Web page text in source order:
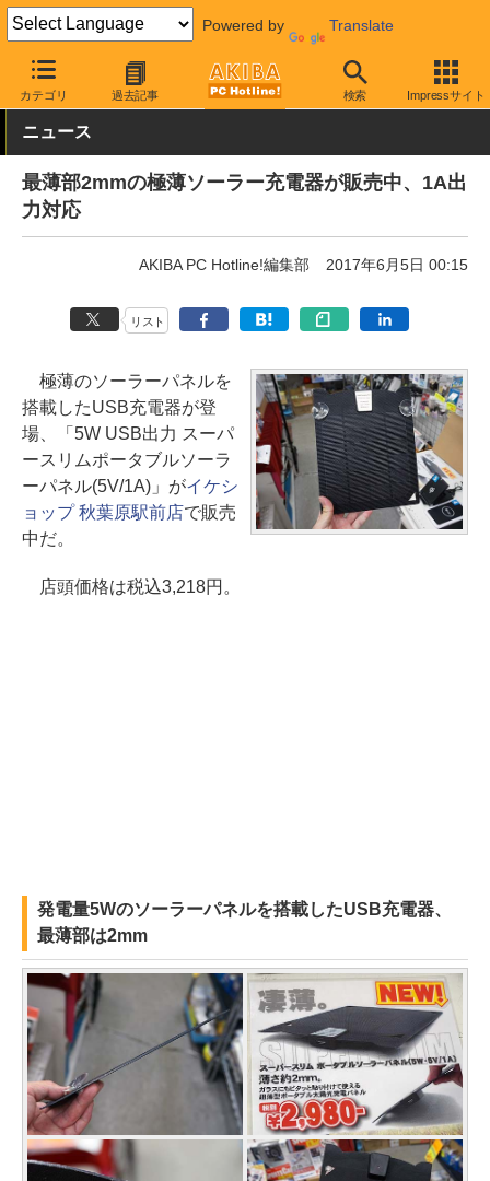
Powered by Translate
カテゴリ 過去記事 検索 Impressサイト
AKIBA PC Hotline! モバイル モバイルバッテリー・充電器
ニュース
最薄部2mmの極薄ソーラー充電器が販売中、1A出
力対応
AKIBA PC Hotline!編集部 2017年6月5日 00:15
リスト
極薄のソーラーパネルを
搭載したUSB充電器が登
場、「5W USB出力 スーパ
ースリムポータブルソーラ
ーパネル(5V/1A)」がイケシ
ョップ 秋葉原駅前店で販売
中だ。
店頭価格は税込3,218円。
発電量5Wのソーラーパネルを搭載したUSB充電器、
最薄部は2mm